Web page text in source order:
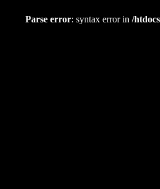
Parse error: syntax error in /